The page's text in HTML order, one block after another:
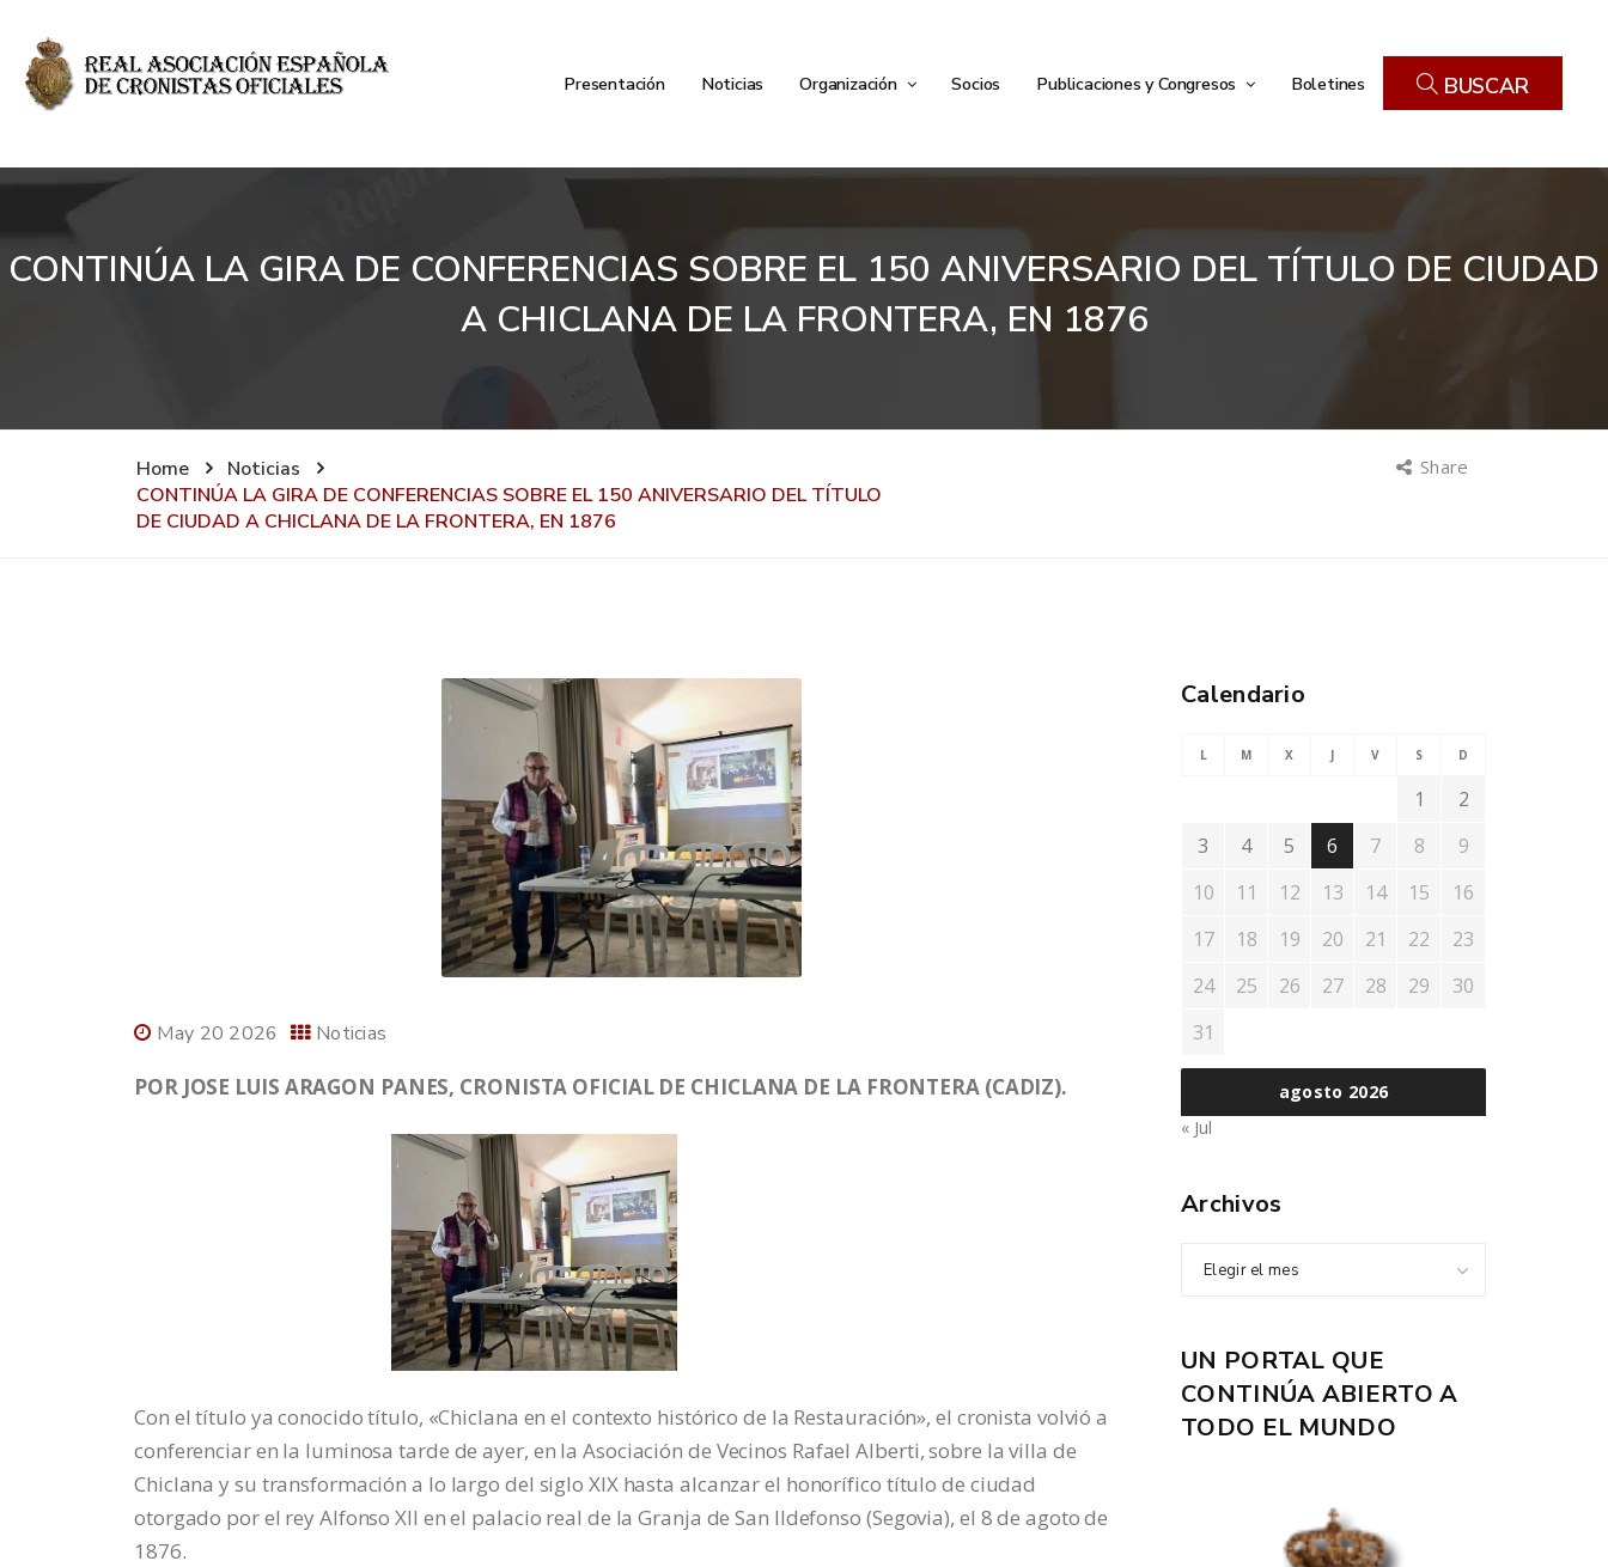
Presentación Noticias Organización Socios Publicaciones y Congresos Boletines BUSCAR
CONTINÚA LA GIRA DE CONFERENCIAS SOBRE EL 150 ANIVERSARIO DEL TÍTULO DE CIUDAD
A CHICLANA DE LA FRONTERA, EN 1876
Home
Noticias
CONTINÚA LA GIRA DE CONFERENCIAS SOBRE EL 150 ANIVERSARIO DEL TÍTULO
DE CIUDAD A CHICLANA DE LA FRONTERA, EN 1876
Share
May 20 2026 Noticias
POR JOSE LUIS ARAGON PANES, CRONISTA OFICIAL DE CHICLANA DE LA FRONTERA (CADIZ).
Con el título ya conocido título, «Chiclana en el contexto histórico de la Restauración», el cronista volvió a
conferenciar en la luminosa tarde de ayer, en la Asociación de Vecinos Rafael Alberti, sobre la villa de
Chiclana y su transformación a lo largo del siglo XIX hasta alcanzar el honorífico título de ciudad
otorgado por el rey Alfonso XII en el palacio real de la Granja de San Ildefonso (Segovia), el 8 de agoto de
1876.
Calendario
agosto 2026
L M X J V S D
1
2
3
4 5 6 7 8
9
10
11 12 13 14 15
16
17
18 19 20 21 22
23
24
25 26 27 28 29
30
31
« Jul
Archivos
Elegir el mes
UN PORTAL QUE
CONTINÚA ABIERTO A
TODO EL MUNDO